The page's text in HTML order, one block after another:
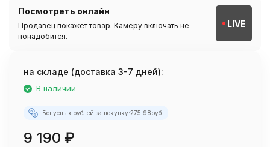
Посмотреть онлайн
Продавец покажет товар. Камеру включать не
понадобится.
LIVE
на складе (доставка 3-7 дней):
В наличии
Бонусных рублей за покупку:275.98руб.
9 190 ₽